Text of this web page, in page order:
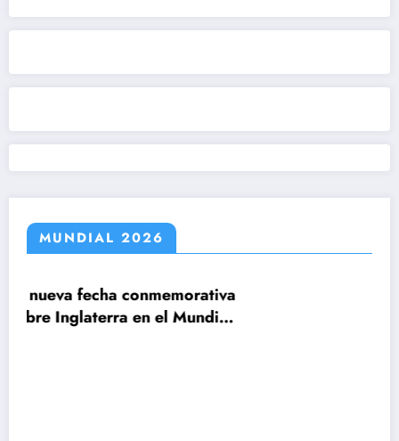
MUNDIAL 2026
Claudio Tapia: »El Mundial se ganó
le ganamos a Inglaterra»